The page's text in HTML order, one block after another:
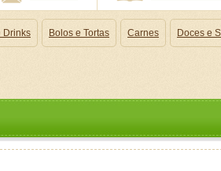
Drinks Bolos e Tortas Carnes Doces e